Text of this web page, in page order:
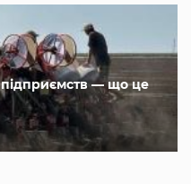
підприємств — що це